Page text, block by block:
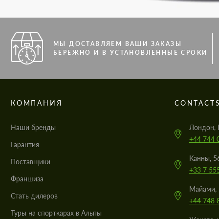
МЫ ДОСТАВЛЯЕМ ВАШИ ЗАКАЗЫ
БЕРЕЖНО И В УСТАНОВЛЕННЫЕ СРОКИ
КОМПАНИЯ
Наши бренды
Гарантия
Поставщики
Франшиза
Стать дилеров
Туры на спорткарах в Альпы
Лондон,
+44 744
Канны,
+33 7
Майами,
+44 748